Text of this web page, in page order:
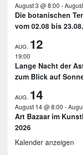
August 3 @ 8:00 -
Die botanischen
vom 02.08 bis 23.08.
AUG. 12
19:00
Lange Nacht der
zum Blick auf
AUG. 14
August 14 @ 8:00 -
Art Bazaar im
2026
Kalender anzeigen